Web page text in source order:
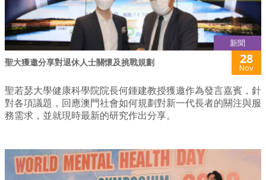
新聞
聖大獲邀分享對退休人士關懷及挑戰規劃 28
Nov
聖若瑟大學健康科學院院長何鍾建教授獲邀作為發言嘉賓，針
對各項議題，回應澳門社會如何規劃對新一代長者的關注與服
務需求，並就現時最新的研究作出分享。